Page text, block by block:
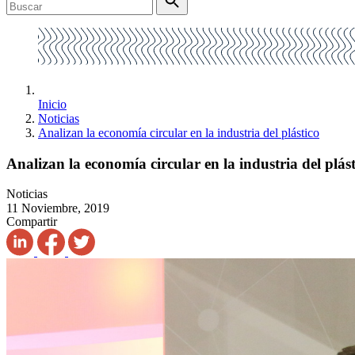
Inicio
Noticias
Analizan la economía circular en la industria del plástico
Analizan la economía circular en la industria del
Noticias
11 Noviembre, 2019
Compartir